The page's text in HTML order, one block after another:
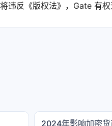
反《版权法》，Gate 有权
2024年影响加密